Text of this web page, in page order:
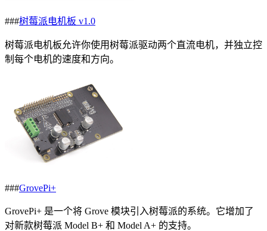
###树莓派电机板 v1.0
树莓派电机板允许你使用树莓派驱动两个直流电机，并独立控
制每个电机的速度和方向。
###GrovePi+
GrovePi+ 是一个将 Grove 模块引入树莓派的系统。它增加了
对新款树莓派 Model B+ 和 Model A+ 的支持。